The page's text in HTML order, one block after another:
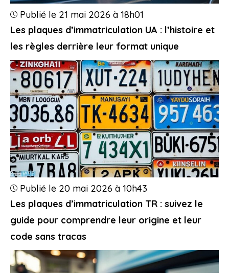
Les plaques d’immatriculation UA : l’histoire et
les règles derrière leur format unique
Publié le 21 mai 2026 à 18h01
Les plaques d’immatriculation TR : suivez le
guide pour comprendre leur origine et leur
code sans tracas
Publié le 20 mai 2026 à 10h43